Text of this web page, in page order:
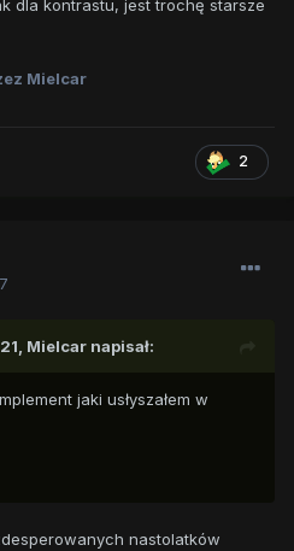
dla kontrastu, jest trochę starsze
Mielcar
2
Mielcar napisał:
jaki usłyszałem w
nastolatków